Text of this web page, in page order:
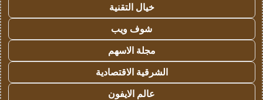
خيال التقنية
شوف ويب
مجلة الاسهم
الشرقية الاقتصادية
عالم الايفون